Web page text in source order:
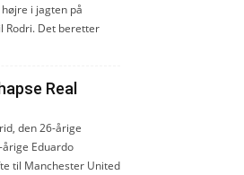
i jagten på
Rodri. Det beretter
Real
den 26-årige
Eduardo
til Manchester United